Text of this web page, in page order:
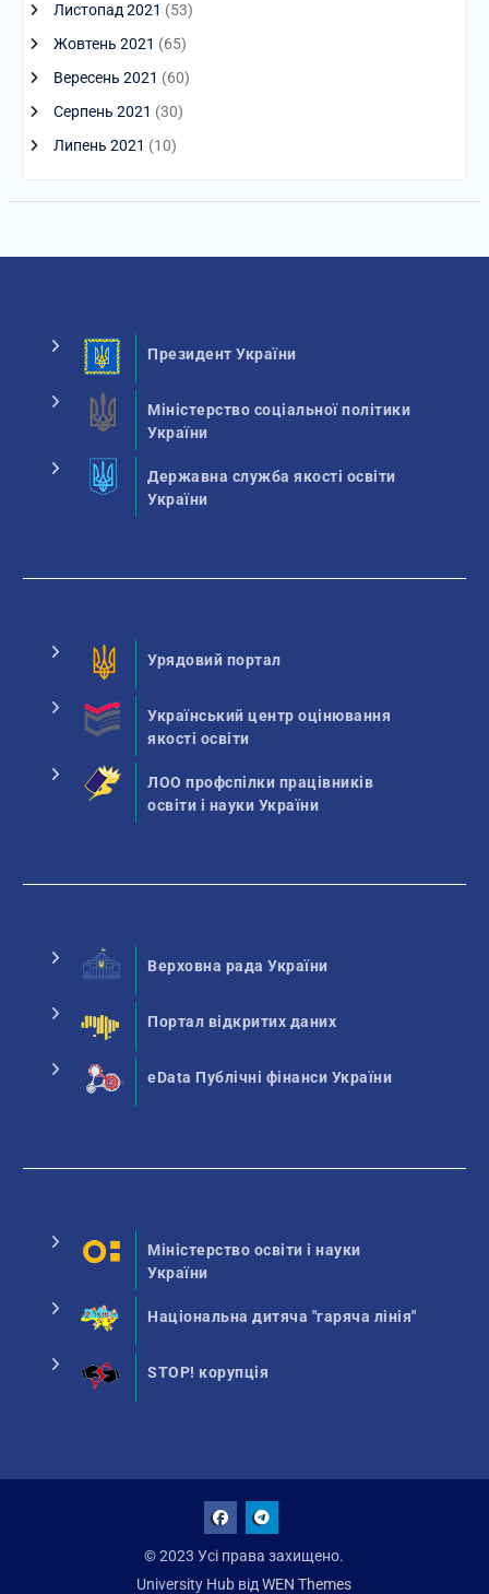
Листопад 2021 (53)
Жовтень 2021 (65)
Вересень 2021 (60)
Серпень 2021 (30)
Липень 2021 (10)
Президент України
Міністерство соціальної політики
України
Державна служба якості освіти
України
Урядовий портал
Український центр оцінювання
якості освіти
ЛОО профспілки працівників
освіти і науки України
Верховна рада України
Портал відкритих даних
eData Публічні фінанси України
Міністерство освіти і науки
України
Національна дитяча "гаряча лінія"
STOP! корупція
© 2023 Усі права захищено.
University Hub відWEN Themes